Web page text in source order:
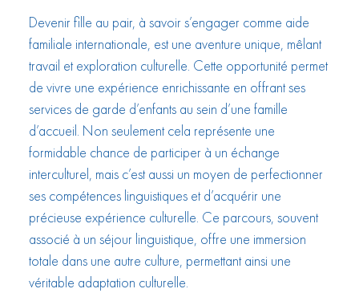
Devenir fille au pair, à savoir s’engager comme aide
familiale internationale, est une aventure unique, mêlant
travail et exploration culturelle. Cette opportunité permet
de vivre une expérience enrichissante en offrant ses
services de garde d’enfants au sein d’une famille
d’accueil. Non seulement cela représente une
formidable chance de participer à un échange
interculturel, mais c’est aussi un moyen de perfectionner
ses compétences linguistiques et d’acquérir une
précieuse expérience culturelle. Ce parcours, souvent
associé à un séjour linguistique, offre une immersion
totale dans une autre culture, permettant ainsi une
véritable adaptation culturelle.